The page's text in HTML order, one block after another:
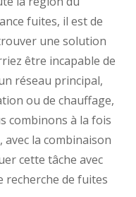
fuites, il est de
une solution
être incapable de
réseau principal,
ou de chauffage,
combinons à la fois
avec la combinaison
cette tâche avec
recherche de fuites